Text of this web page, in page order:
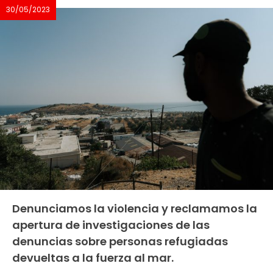
30/05/2023
Denunciamos la violencia y reclamamos la
apertura de investigaciones de las
denuncias sobre personas refugiadas
devueltas a la fuerza al mar.